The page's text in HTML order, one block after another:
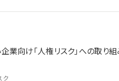
業向け「人権リスク」への取り
ク